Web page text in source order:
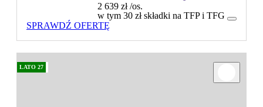
2 639 zł/os.
w tym 30 zł składki na TFP i TFG
SPRAWDŹ OFERTĘ
LATO 27